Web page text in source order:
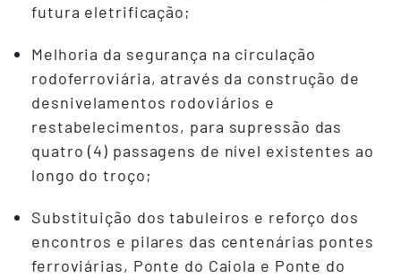
futura eletrificação;
Melhoria da segurança na circulação
rodoferroviária, através da construção de
desnivelamentos rodoviários e
restabelecimentos, para supressão das
quatro (4) passagens de nível existentes ao
longo do troço;
Substituição dos tabuleiros e reforço dos
encontros e pilares das centenárias pontes
ferroviárias, Ponte do Caiola e Ponte do